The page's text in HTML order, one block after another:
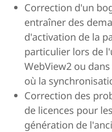
Correction d'un
entraîner des
d'activation de la
particulier lors de
WebView2 ou
où la
Correction des
de licences pour
génération de